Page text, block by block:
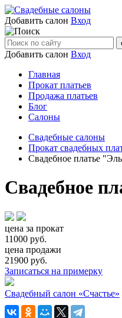
Добавить салон Вход
Добавить салон Вход
Главная
Прокат платьев
Продажа платьев
Блог
Салоны
Свадебные салоны
Прокат свадебных
Свадебное платье
Свадебное
цена за прокат
11000 руб.
цена продажи
21900 руб.
Записаться на примерку
Свадебный салон «Счастье»